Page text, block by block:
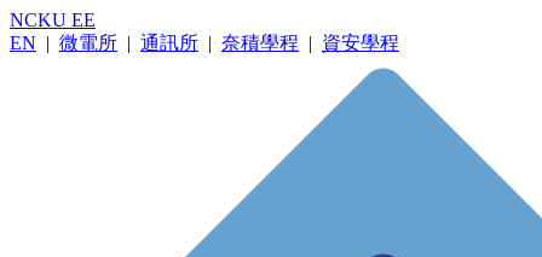
NCKU EE
EN | 微電所 | 通訊所 | 奈積學程 | 資安學程